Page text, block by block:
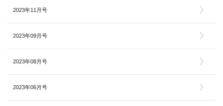
2023年11月号
2023年09月号
2023年08月号
2023年06月号